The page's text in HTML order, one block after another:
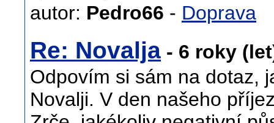
autor: Pedro66 - Doprava
Re: Novalja - 6 roky
Odpovím si sám na dotaz,
Novalji. V den našeho